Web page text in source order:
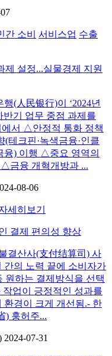
간 소비 서비스업 수출
제 설정...실물경제 지원
(人民银行)이 ‘2024년
반기 업무 중점 과제를
에서 △안정적 통화 정책
테크핀·녹색금융·인클
융) 이행 △중요 영역의
금융 개혁개방과 ...
08-06
세히보기
결제 편의성 향상
결산사(支付结算司) 사
간의 노력 끝에 소비자가
원하는 결제방식을 선택
업이 긍정적인 성과를
환경이 크게 개선됨.- 한
) 훙허주...
2024-07-31